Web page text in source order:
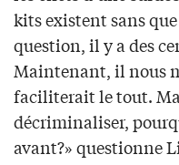
kits existent sans
question, il y a des
Maintenant, il nous
faciliterait le tout.
décriminaliser,
avant?» questionne